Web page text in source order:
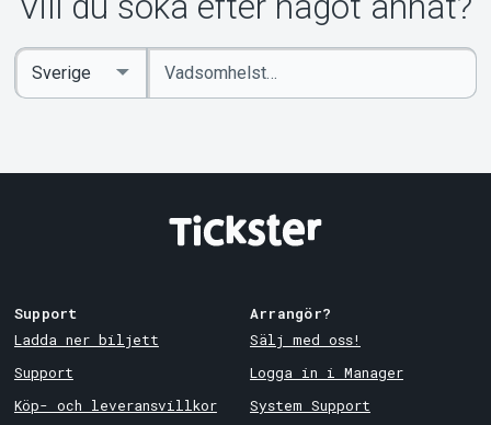
Ange
sökord
Select
Country
Support
Ladda ner biljett
Support
Köp- och leveransvillkor
Arrangör?
Sälj med oss!
Logga in i Manager
System Support